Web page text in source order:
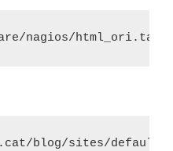
nagios/
blog/sites/default/